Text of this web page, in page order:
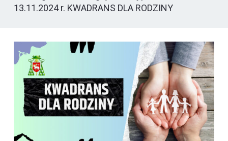
13.11.2024 r. KWADRANS DLA RODZINY